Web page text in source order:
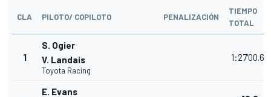
CLA PILOTO/ COPILOTO PENALIZACIÓN
TIEMPO
TOTAL
1
S. Ogier
V. Landais
Toyota Racing
1:27'00.6
E. Evans